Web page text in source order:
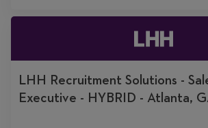
LHH Recruitment Solutions -
Executive - HYBRID - Atlanta,